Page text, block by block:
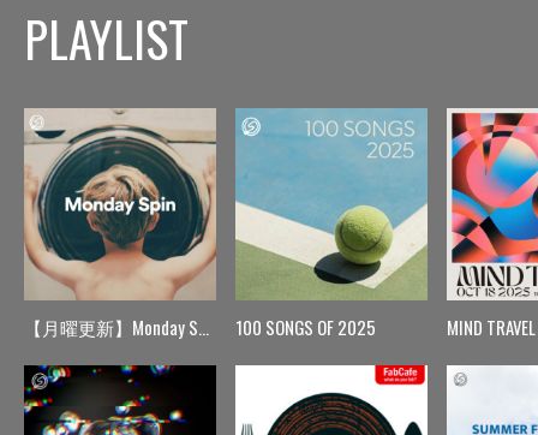
PLAYLIST
【月曜更新】Monday Spin 100 SONGS OF 2025 MIND TRAVEL